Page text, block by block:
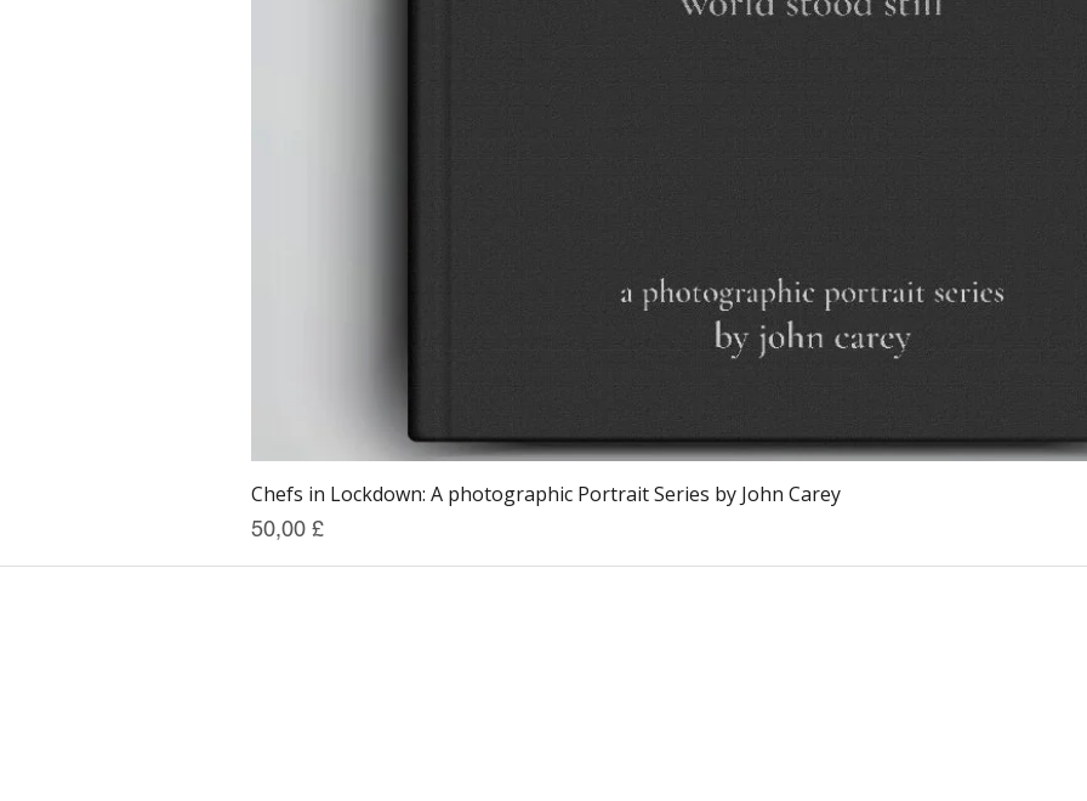
Schnellansicht
Chefs in Lockdown: A photographic Portrait Series by John Carey
Preis
50,00 £